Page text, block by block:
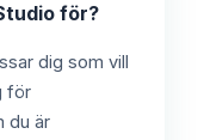
för?
dig som vill
för
du är